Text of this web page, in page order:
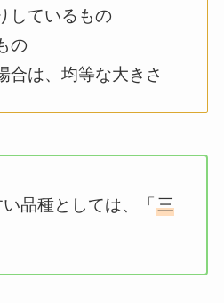
しているもの
の
合は、均等な大きさ
品種としては、「三